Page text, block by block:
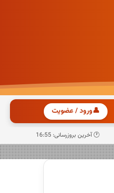
👤ورود / عضویت
🕐 آخرین بروزرسانی: 16:55